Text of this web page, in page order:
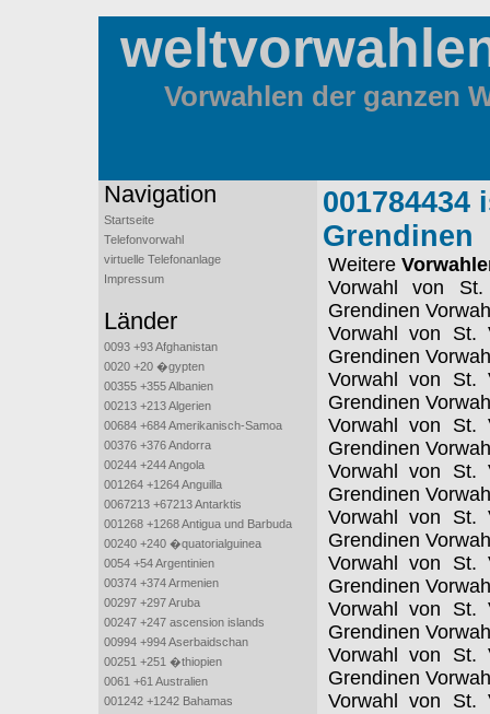
Vorwahlen der ganzen
Navigation
Startseite
Telefonvorwahl
virtuelle Telefonanlage
Impressum
Länder
0093 +93 Afghanistan
0020 +20 �gypten
00355 +355 Albanien
00213 +213 Algerien
00684 +684 Amerikanisch-Samoa
00376 +376 Andorra
00244 +244 Angola
001264 +1264 Anguilla
0067213 +67213 Antarktis
001268 +1268 Antigua und Barbuda
00240 +240 �quatorialguinea
0054 +54 Argentinien
00374 +374 Armenien
00297 +297 Aruba
00247 +247 ascension islands
00994 +994 Aserbaidschan
00251 +251 �thiopien
0061 +61 Australien
001242 +1242 Bahamas
Grendinen
Weitere
Vorwahl von
Grendinen
Vorwahl von St.
Grendinen
Vorwahl von St.
Grendinen
Vorwahl von St.
Grendinen
Vorwahl von St.
Grendinen
Vorwahl von St.
Grendinen
Vorwahl von St.
Grendinen
Vorwahl von St.
Grendinen
Vorwahl von St.
Grendinen
Vorwahl von St.